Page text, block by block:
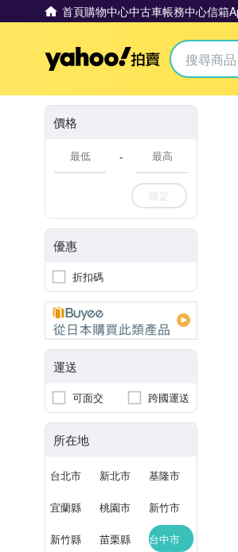
首頁購物中心中古車帳務中心信箱
Yahoo拍賣
價格
-
確定
優惠
折扣碼
運送
可面交 跨國運送
所在地
台北市 新北市 基隆市
宜蘭縣 桃園市 新竹市
新竹縣 苗栗縣 台中市